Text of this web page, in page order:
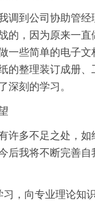
调到公司协助管经
的，因为原来一直
一些简单的电子文
的整理装订成册、
深刻的学习。
许多不足之处，如
后我将不断完善自
习，向专业理论知